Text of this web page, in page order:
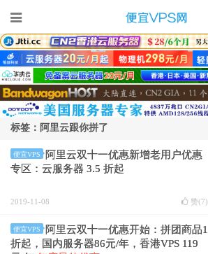
标签：阿里云跟你拼了
便宜VPS
阿里云双十一优惠新增老用户优惠
专区：云服务器 3.5 折起
2019-11-08 赞(7)
便宜VPS
阿里云双十一优惠开始：拼团商品1
折起，国内服务器86元/年，香港VPS 119